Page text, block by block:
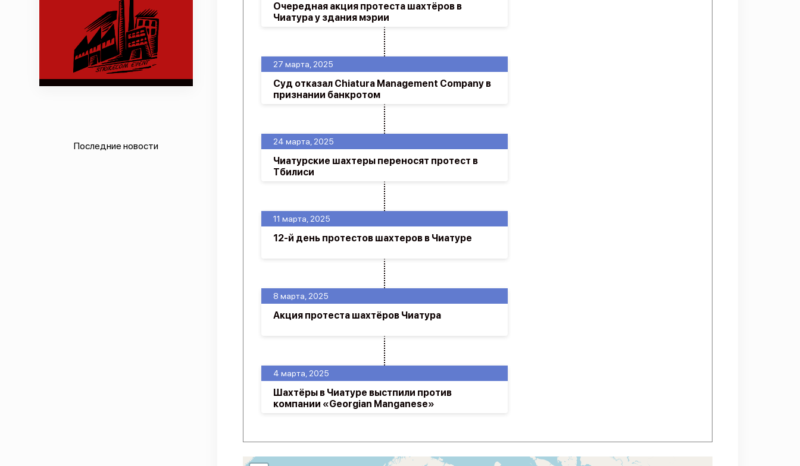
Последние новости
4 марта, 2025
Шахтёры в Чиатуре выстпили против
компании «Georgian Manganese»
8 марта, 2025
Акция протеста шахтёров Чиатура
11 марта, 2025
12-й день протестов шахтеров в Чиатуре
24 марта, 2025
Чиатурские шахтеры переносят протест в
Тбилиси
27 марта, 2025
Суд отказал Chiatura Management Company в
признании банкротом
Очередная акция протеста шахтёров в
Чиатура у здания мэрии